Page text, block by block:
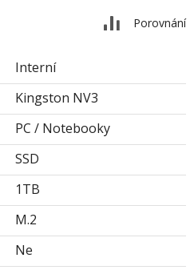
Porovnání
Interní
Kingston NV3
PC / Notebooky
SSD
1TB
M.2
Ne